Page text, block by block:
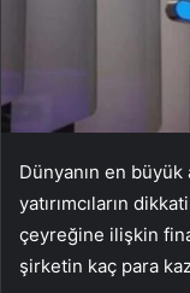
Dünyanın en
yatırımcıların
çeyreğine ilişkin
şirketin kaç para